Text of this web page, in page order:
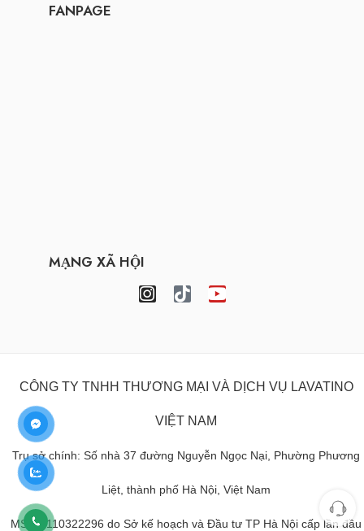
FANPAGE
MẠNG XÃ HỘI
CÔNG TY TNHH THƯƠNG MẠI VÀ DỊCH VỤ LAVATINO
VIỆT NAM
Trụ sở chính: Số nhà 37 đường Nguyễn Ngọc Nại, Phường Phương
Liệt, thành phố Hà Nội, Việt Nam
MST: 0110322296 do Sở kế hoạch và Đầu tư TP Hà Nội cấp lần đầu